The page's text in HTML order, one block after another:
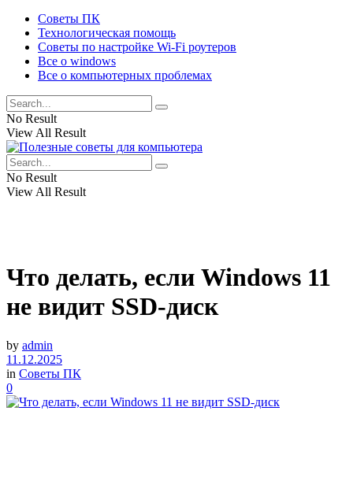
Советы ПК
Технологическая помощь
Советы по настройке Wi-Fi роутеров
Все о windows
Все о компьютерных проблемах
No Result
View All Result
No Result
View All Result
Что делать, если Windows 11
не видит SSD-диск
by admin
11.12.2025
in Советы ПК
0